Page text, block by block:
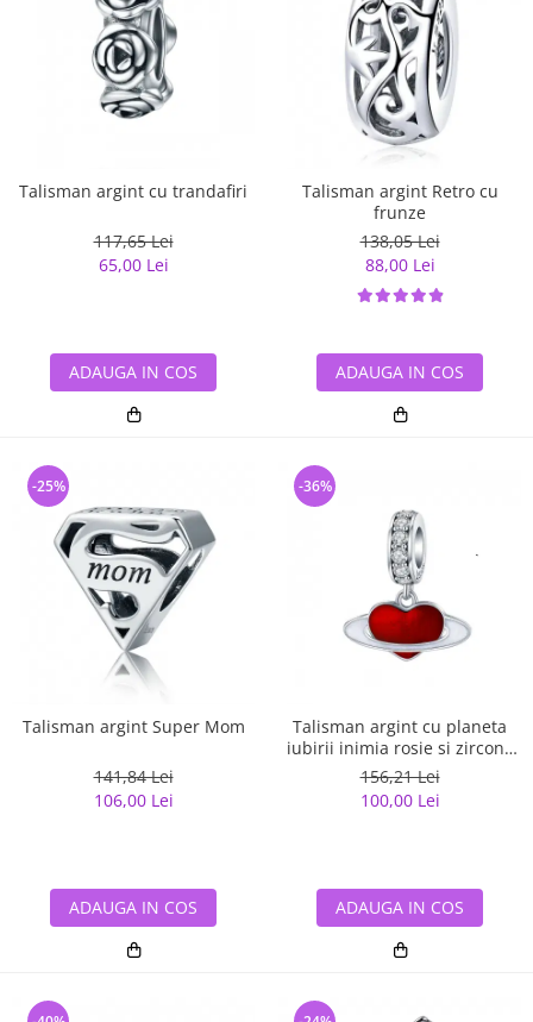
Talisman argint cu trandafiri
117,65 Lei
65,00 Lei
ADAUGA IN COS
Talisman argint Retro cu
frunze
138,05 Lei
88,00 Lei
ADAUGA IN COS
Talisman argint Super Mom
141,84 Lei
106,00 Lei
-25%
ADAUGA IN COS
Talisman argint cu planeta
iubirii inimia rosie si zirconii
albe
156,21 Lei
100,00 Lei
-36%
ADAUGA IN COS